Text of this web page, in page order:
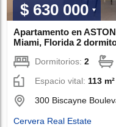
$ 630 000
Apartamento en
Miami, Florida 2
Dormitorios:2
Espacio vital:113 m²
300 Biscayne
Cervera Real Estate